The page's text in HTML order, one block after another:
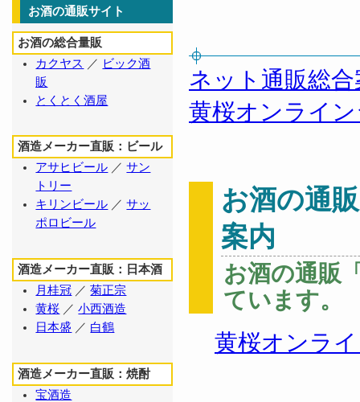
ネット通販総合
黄桜オンライ
お酒の通
案内
お酒の通販
ています。
黄桜オンラ
お酒の通販サイト
お酒の総合量販
カクヤス ／ ビック酒
販
とくとく酒屋
酒造メーカー直販：ビール
アサヒビール ／サン
トリー
キリンビール ／サッ
ポロビール
酒造メーカー直販：日本酒
月桂冠 ／菊正宗
黄桜 ／小西酒造
日本盛 ／ 白鶴
酒造メーカー直販：焼酎
宝酒造